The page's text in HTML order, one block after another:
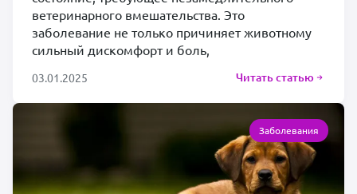
ветеринарного вмешательства. Это
заболевание не только причиняет животному
сильный дискомфорт и боль,
03.01.2025 Читать статью
Заболевания